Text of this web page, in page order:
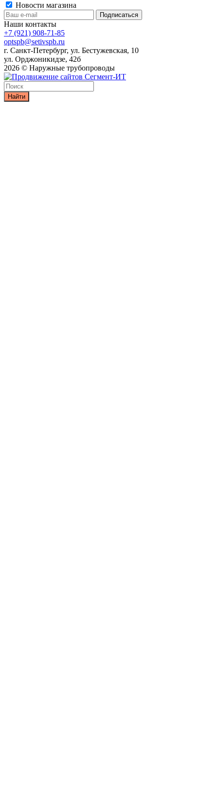
Новости магазина
Наши контакты
+7 (921) 908-71-85
optspb@setivspb.ru
г. Санкт-Петербург, ул. Бестужевская, 10
ул. Орджоникидзе, 42б
2026 © Наружные трубопроводы
Найти